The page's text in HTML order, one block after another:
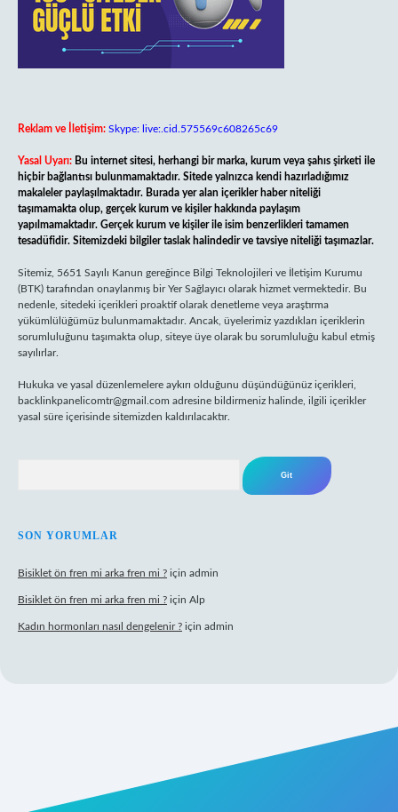
Reklam ve İletişim: Skype: live:.cid.575569c608265c69
Yasal Uyarı: Bu internet sitesi, herhangi bir marka, kurum veya şahıs şirketi ile
hiçbir bağlantısı bulunmamaktadır. Sitede yalnızca kendi hazırladığımız
makaleler paylaşılmaktadır. Burada yer alan içerikler haber niteliği
taşımamakta olup, gerçek kurum ve kişiler hakkında paylaşım
yapılmamaktadır. Gerçek kurum ve kişiler ile isim benzerlikleri tamamen
tesadüfidir. Sitemizdeki bilgiler taslak halindedir ve tavsiye niteliği taşımazlar.
Sitemiz, 5651 Sayılı Kanun gereğince Bilgi Teknolojileri ve İletişim Kurumu
(BTK) tarafından onaylanmış bir Yer Sağlayıcı olarak hizmet vermektedir. Bu
nedenle, sitedeki içerikleri proaktif olarak denetleme veya araştırma
yükümlülüğümüz bulunmamaktadır. Ancak, üyelerimiz yazdıkları içeriklerin
sorumluluğunu taşımakta olup, siteye üye olarak bu sorumluluğu kabul etmiş
sayılırlar.
Hukuka ve yasal düzenlemelere aykırı olduğunu düşündüğünüz içerikleri,
backlinkpanelicomtr@gmail.com adresine bildirmeniz halinde, ilgili içerikler
yasal süre içerisinde sitemizden kaldırılacaktır.
SON YORUMLAR
Bisiklet ön fren mi arka fren mi ? için admin
Bisiklet ön fren mi arka fren mi ? için Alp
Kadın hormonları nasıl dengelenir ? için admin